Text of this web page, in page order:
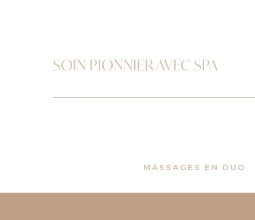
SOIN PIONNIER AVEC SPA
MASSAGES EN DUO